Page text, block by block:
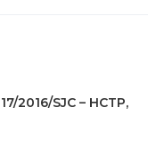
2016/SJC – HCTP,